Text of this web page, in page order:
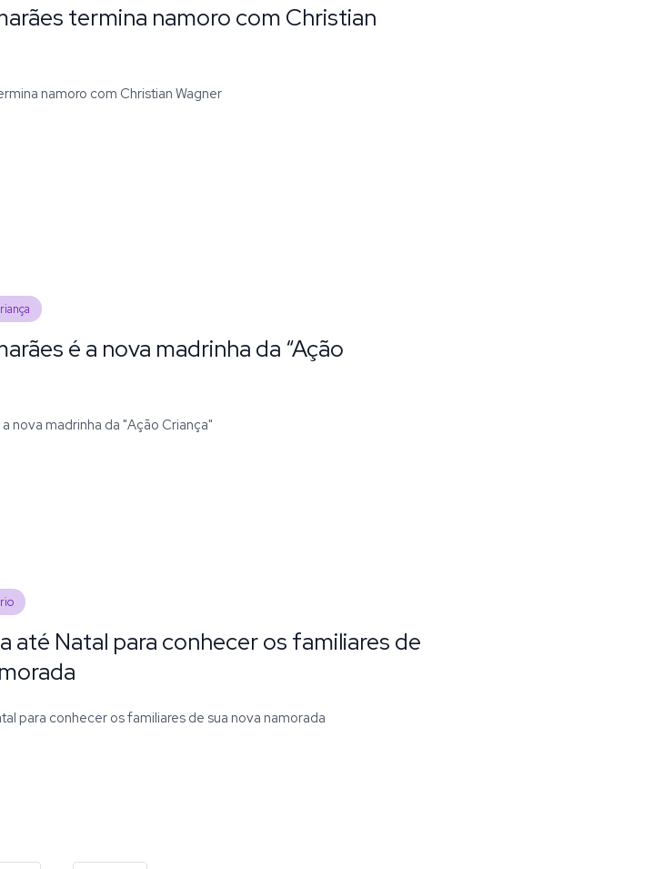
termina namoro com Christian
namoro com Christian Wagner
é a nova madrinha da “Ação
nova madrinha da "Ação Criança"
até Natal para conhecer os familiares de
para conhecer os familiares de sua nova namorada